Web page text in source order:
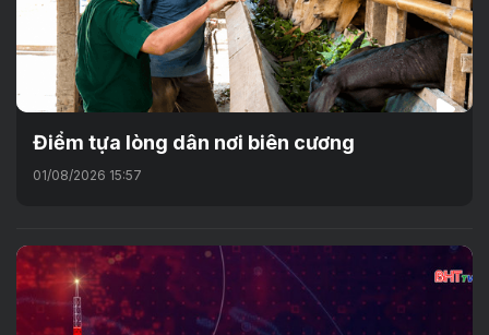
Điểm tựa lòng dân nơi biên cương
01/08/2026 15:57